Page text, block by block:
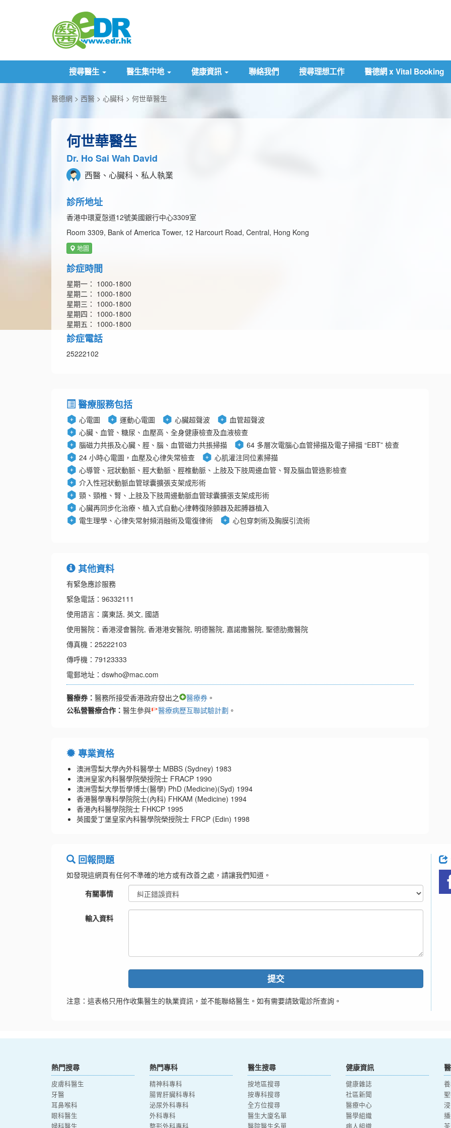
搜尋醫生 醫生集中地 健康資訊 聯絡我們 搜尋理想工作 醫德網 x Vital Booking
醫德網 西醫 心臟科 何世華醫生
何世華醫生
Dr. Ho Sai Wah David
西醫、心臟科、私人執業
診所地址
香港中環夏愨道12號美國銀行中心3309室
Room 3309, Bank of America Tower, 12 Harcourt Road, Central, Hong Kong
地圖
診症時間
星期一： 1000-1800
星期二： 1000-1800
星期三： 1000-1800
星期四： 1000-1800
星期五： 1000-1800
診症電話
25222102
醫療服務包括
心電圖 運動心電圖 心臟超聲波
血管超聲波
心臟、血管、糖尿、血壓高、全身健康檢查及血液檢查
腦磁力共掁及心臟、脛、腦、血管磁力共掁掃描
64 多層次電腦心血管掃描及電子掃描 “EBT” 檢查
24 小時心電圖，血壓及心律失常檢查
心肌灌注同位素掃描
心導管、冠狀動脈、脛大動脈、脛椎動脈、上肢及下肢周邊血管、腎及腦血管造影檢查
介入性冠狀動脈血管球囊擴張支架成形術
頸、頸椎、腎、上肢及下肢周邊動脈血管球囊擴張支架成形術
心臟再同步化治療、植入式自動心律轉復除顫器及起膊器植入
電生理學、心律失常射頻消融術及電復律術
心包穿刺術及胸膜引流術
其他資料
有緊急應診服務
緊急電話：96332111
使用語言：廣東話, 英文, 國語
使用醫院：香港浸會醫院, 香港港安醫院, 明德醫院, 嘉諾撒醫院, 聖德肋撒醫院
傳真機：25222103
傳呼機：79123333
電郵地址：dswho@mac.com
醫療券： 醫務所接受香港政府發出之 醫療券 。
公私營醫療合作： 醫生參與 醫療病歷互聯試驗計劃 。
專業資格
澳洲雪梨大學內外科醫學士 MBBS (Sydney) 1983
澳洲皇家內科醫學院榮授院士 FRACP 1990
澳洲雪梨大學哲學博士(醫學) PhD (Medicine)(Syd) 1994
香港醫學專科學院院士(內科) FHKAM (Medicine) 1994
香港內科醫學院院士 FHKCP 1995
英國愛丁堡皇家內科醫學院榮授院士 FRCP (Edin) 1998
回報問題
如發現這網頁有任何不準確的地方或有改善之處，請讓我們知道。
有關事情
輸入資料
提交
注意：這表格只用作收集醫生的執業資訊，並不能聯絡醫生。如有需要請致電診所查詢。
熱門搜尋
皮膚科醫生
牙醫
耳鼻喉科
眼科醫生
婦科醫生
熱門專科
精神科專科
腸胃肝臟科專科
泌尿外科專科
外科專科
整形外科專科
醫生搜尋
按地區搜尋
按專科搜尋
全方位搜尋
醫生大廈名單
醫院醫生名單
健康資訊
健康雜誌
社區新聞
醫療中心
醫學組織
病人組織